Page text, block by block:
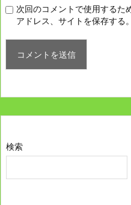
次回のコメントで使用するた
アドレス、サイトを保存する。
検索